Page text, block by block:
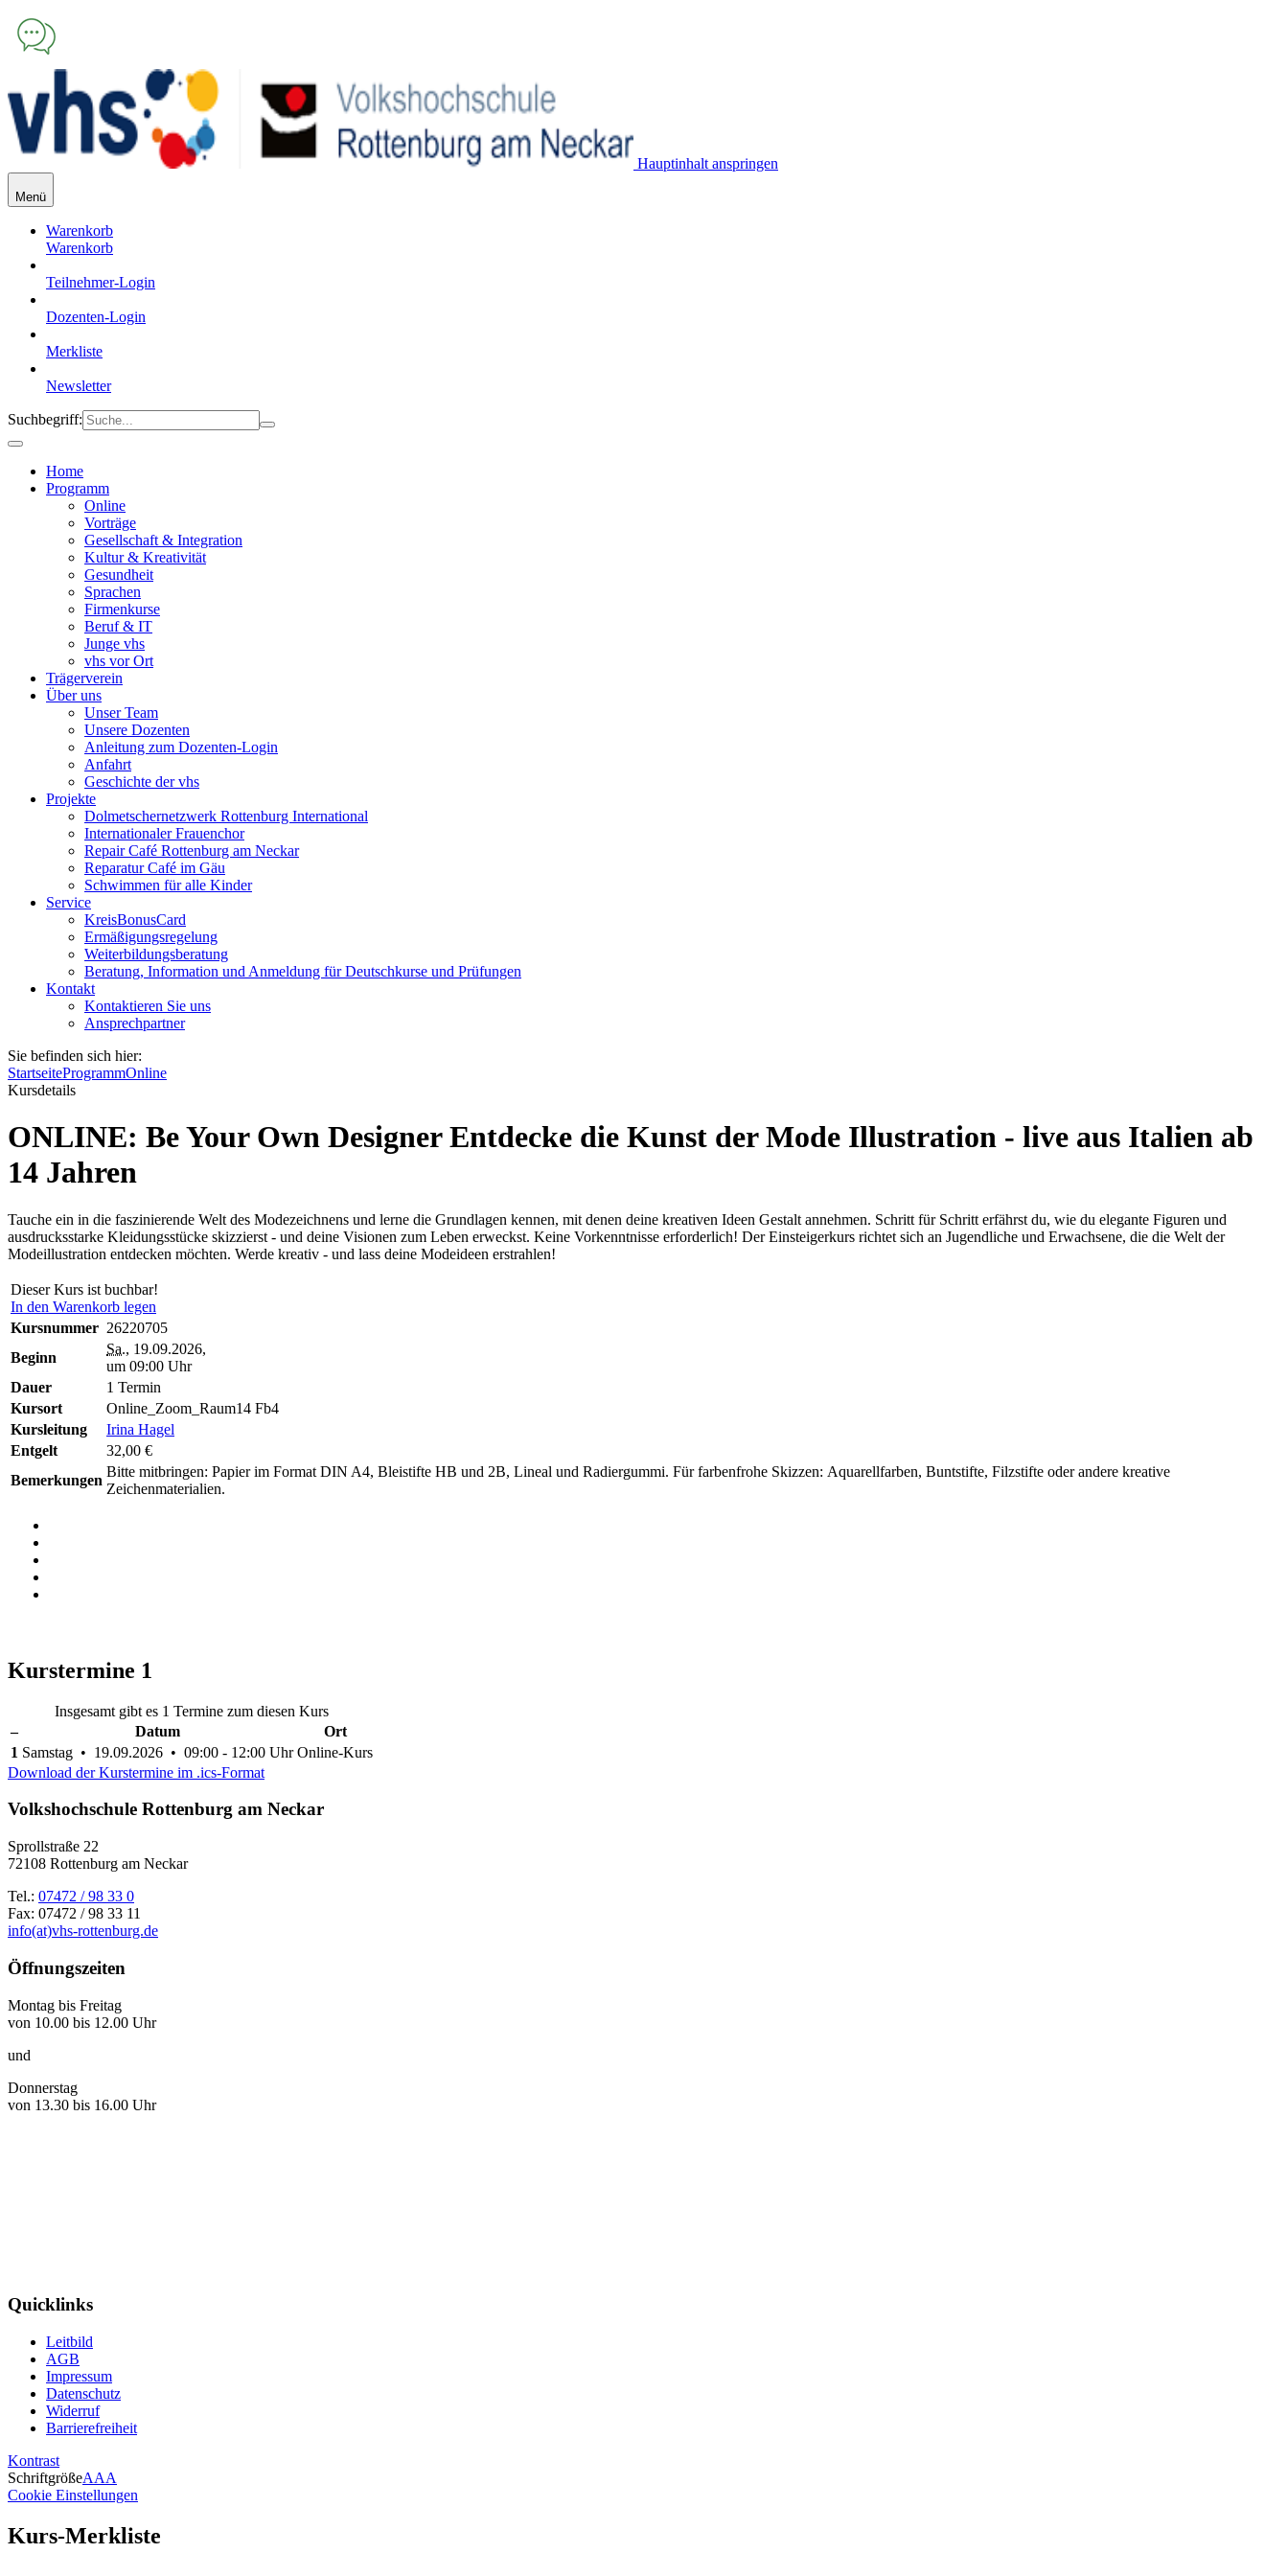
Hauptinhalt anspringen
Menü
Warenkorb
Warenkorb
Teilnehmer-Login
Dozenten-Login
Merkliste
Newsletter
Suchbegriff:
Home
Programm
Online
Vorträge
Gesellschaft & Integration
Kultur & Kreativität
Gesundheit
Sprachen
Firmenkurse
Beruf & IT
Junge vhs
vhs vor Ort
Trägerverein
Über uns
Unser Team
Unsere Dozenten
Anleitung zum Dozenten-Login
Anfahrt
Geschichte der vhs
Projekte
Dolmetschernetzwerk Rottenburg International
Internationaler Frauenchor
Repair Café Rottenburg am Neckar
Reparatur Café im Gäu
Schwimmen für alle Kinder
Service
KreisBonusCard
Ermäßigungsregelung
Weiterbildungsberatung
Beratung, Information und Anmeldung für Deutschkurse und Prüfungen
Kontakt
Kontaktieren Sie uns
Ansprechpartner
Sie befinden sich hier:
StartseiteProgrammOnline
Kursdetails
ONLINE: Be Your Own Designer Entdecke die Kunst der Mode Illustration - live aus Italien ab
14 Jahren
Tauche ein in die faszinierende Welt des Modezeichnens und lerne die Grundlagen kennen, mit denen deine kreativen Ideen Gestalt annehmen. Schritt für Schritt erfährst du, wie du elegante Figuren und
ausdrucksstarke Kleidungsstücke skizzierst - und deine Visionen zum Leben erweckst. Keine Vorkenntnisse erforderlich! Der Einsteigerkurs richtet sich an Jugendliche und Erwachsene, die die Welt der
Modeillustration entdecken möchten. Werde kreativ - und lass deine Modeideen erstrahlen!
Dieser Kurs ist buchbar!
In den Warenkorb legen
Kursnummer 26220705
Beginn
Sa., 19.09.2026,
um 09:00 Uhr
Dauer
1 Termin
Kursort
Online_Zoom_Raum14 Fb4
Kursleitung
Irina Hagel
Entgelt
32,00 €
Bemerkungen
Bitte mitbringen: Papier im Format DIN A4, Bleistifte HB und 2B, Lineal und Radiergummi. Für farbenfrohe Skizzen: Aquarellfarben, Buntstifte, Filzstifte oder andere kreative
Zeichenmaterialien.
Kurstermine 1
Insgesamt gibt es 1 Termine zum diesen Kurs
–
Datum
Ort
1 Samstag • 19.09.2026 • 09:00 - 12:00 Uhr Online-Kurs
Download der Kurstermine im .ics-Format
Volkshochschule Rottenburg am Neckar
Sprollstraße 22
72108 Rottenburg am Neckar
Tel.: 07472 / 98 33 0
Fax: 07472 / 98 33 11
info(at)vhs-rottenburg.de
Öffnungszeiten
Montag bis Freitag
von 10.00 bis 12.00 Uhr
und
Donnerstag
von 13.30 bis 16.00 Uhr
Quicklinks
Leitbild
AGB
Impressum
Datenschutz
Widerruf
Barrierefreiheit
Kontrast
SchriftgrößeAAA
Cookie Einstellungen
Kurs-Merkliste